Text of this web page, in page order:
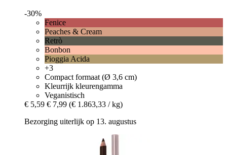
-30%
Fenice
Peaches & Cream
Retrò
Bonbon
Pioggia Acida
+3
Compact formaat (Ø 3,6 cm)
Kleurrijk kleurengamma
Veganistisch
€ 5,59 € 7,99 (€ 1.863,33 / kg)
Bezorging uiterlijk op 13. augustus